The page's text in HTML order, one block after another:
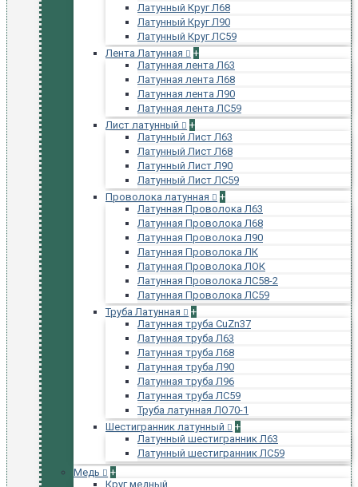
Латунный Круг Л68
Латунный Круг Л90
Латунный Круг ЛС59
Лента Латунная
+
Латунная лента Л63
Латунная лента Л68
Латунная лента Л90
Латунная лента ЛС59
Лист латунный
+
Латунный Лист Л63
Латунный Лист Л68
Латунный Лист Л90
Латунный Лист ЛС59
Проволока латунная
+
Латунная Проволока Л63
Латунная Проволока Л68
Латунная Проволока Л90
Латунная Проволока ЛК
Латунная Проволока ЛОК
Латунная Проволока ЛС58-2
Латунная Проволока ЛС59
Труба Латунная
+
Латунная труба CuZn37
Латунная труба Л63
Латунная труба Л68
Латунная труба Л90
Латунная труба Л96
Латунная труба ЛС59
Труба латунная ЛО70-1
Шестигранник латунный
+
Латунный шестигранник Л63
Латунный шестигранник ЛС59
Медь
+
Круг медный